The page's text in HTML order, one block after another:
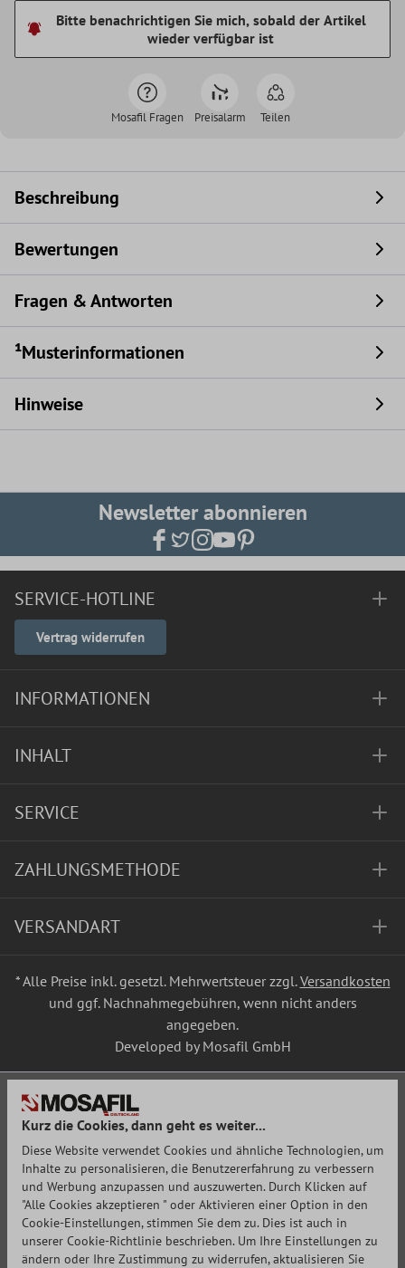
Bitte benachrichtigen Sie mich, sobald der Artikel
wieder verfügbar ist
Mosafil Fragen Preisalarm Teilen
Beschreibung
Bewertungen
Fragen & Antworten
¹Musterinformationen
Hinweise
Newsletter abonnieren
SERVICE-HOTLINE
Vertrag widerrufen
INFORMATIONEN
INHALT
SERVICE
ZAHLUNGSMETHODE
VERSANDART
* Alle Preise inkl. gesetzl. Mehrwertsteuer zzgl.Versandkosten
und ggf. Nachnahmegebühren, wenn nicht anders
angegeben.
Developed by Mosafil GmbH
Kurz die Cookies, dann geht es weiter...
Diese Website verwendet Cookies und ähnliche Technologien, um
Inhalte zu personalisieren, die Benutzererfahrung zu verbessern
und Werbung anzupassen und auszuwerten. Durch Klicken auf
"Alle Cookies akzeptieren " oder Aktivieren einer Option in den
Cookie-Einstellungen, stimmen Sie dem zu. Dies ist auch in
unserer Cookie-Richtlinie beschrieben. Um Ihre Einstellungen zu
ändern oder Ihre Zustimmung zu widerrufen, aktualisieren Sie